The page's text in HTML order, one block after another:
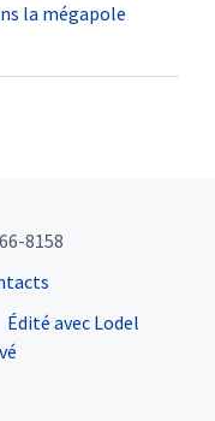
la mégapole
8158
Édité avec Lodel